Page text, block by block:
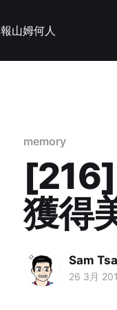
山姆何人
memory
獲得
Sam
26 3月